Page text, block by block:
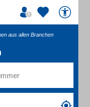
aus allen Branchen